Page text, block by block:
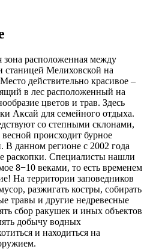
зона расположенная между
станицей Мелиховской на
действительно красивое –
в лес расположенный на
цветов и трав. Здесь
Аксай для семейного отдыха.
со степными склонами,
происходит бурное
В данном регионе с 2002 года
раскопки. Специалисты нашли
8−10 веками, то есть временем
На территории заповедников
разжигать костры, собирать
травы и другие недревесные
сбор ракушек и иных объектов
добычу водных
и находиться на